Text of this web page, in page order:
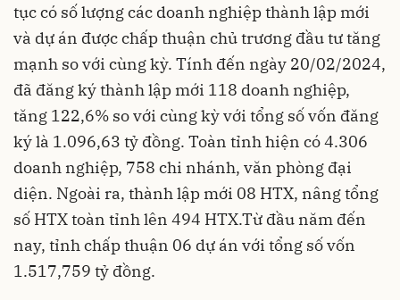
tục có số lượng các doanh nghiệp thành lập mới
và dự án được chấp thuận chủ trương đầu tư tăng
mạnh so với cùng kỳ. Tính đến ngày 20/02/2024,
đã đăng ký thành lập mới 118 doanh nghiệp,
tăng 122,6% so với cùng kỳ với tổng số vốn đăng
ký là 1.096,63 tỷ đồng. Toàn tỉnh hiện có 4.306
doanh nghiệp, 758 chi nhánh, văn phòng đại
diện. Ngoài ra, thành lập mới 08 HTX, nâng tổng
số HTX toàn tỉnh lên 494 HTX.Từ đầu năm đến
nay, tỉnh chấp thuận 06 dự án với tổng số vốn
1.517,759 tỷ đồng.